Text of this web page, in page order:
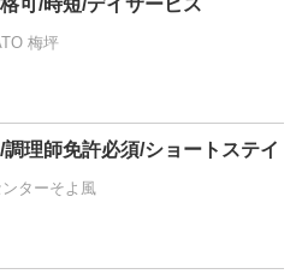
可/時短/デイサービス
梅坪
調理師免許必須/ショートステイ
ターそよ風